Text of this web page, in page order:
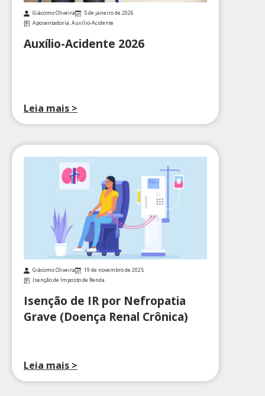
Giácomo Oliveira
5 de janeiro de 2026
Aposentadoria,Auxílio-Acidente
Auxílio-Acidente 2026
Leia mais >
Giácomo Oliveira
19 de novembro de 2025
Isenção de Imposto de Renda
Isenção de IR por Nefropatia
Grave (Doença Renal Crônica)
Leia mais >